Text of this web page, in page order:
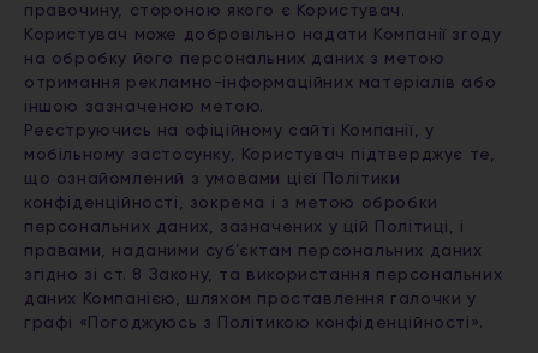
правочину, стороною якого є Користувач.
Користувач може добровільно надати Компанії згоду
на обробку його персональних даних з метою
отримання рекламно-інформаційних матеріалів або
іншою зазначеною метою.
Реєструючись на офіційному сайті Компанії, у
мобільному застосунку, Користувач підтверджує те,
що ознайомлений з умовами цієї Політики
конфіденційності, зокрема і з метою обробки
персональних даних, зазначених у цій Політиці, і
правами, наданими суб’єктам персональних даних
згідно зі ст. 8 Закону, та використання персональних
даних Компанією, шляхом проставлення галочки у
графі «Погоджуюсь з Політикою конфіденційності».